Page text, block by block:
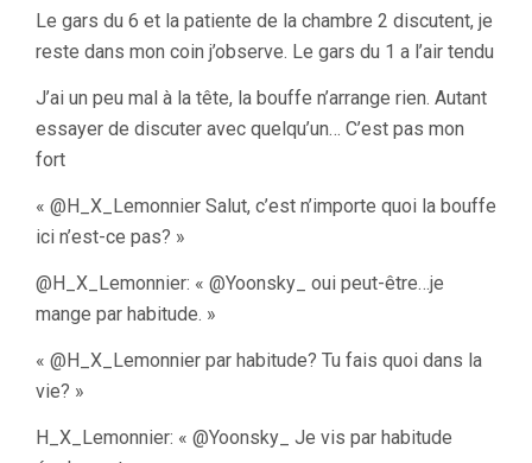
Le gars du 6 et la patiente de la chambre 2 discutent, je
reste dans mon coin j’observe. Le gars du 1 a l’air tendu
J’ai un peu mal à la tête, la bouffe n’arrange rien. Autant
essayer de discuter avec quelqu’un… C’est pas mon
fort
« @H_X_Lemonnier Salut, c’est n’importe quoi la bouffe
ici n’est-ce pas? »
mange par habitude. »
« @H_X_Lemonnier par habitude? Tu fais quoi dans la
vie? »
H_X_Lemonnier: « @Yoonsky_ Je vis par habitude